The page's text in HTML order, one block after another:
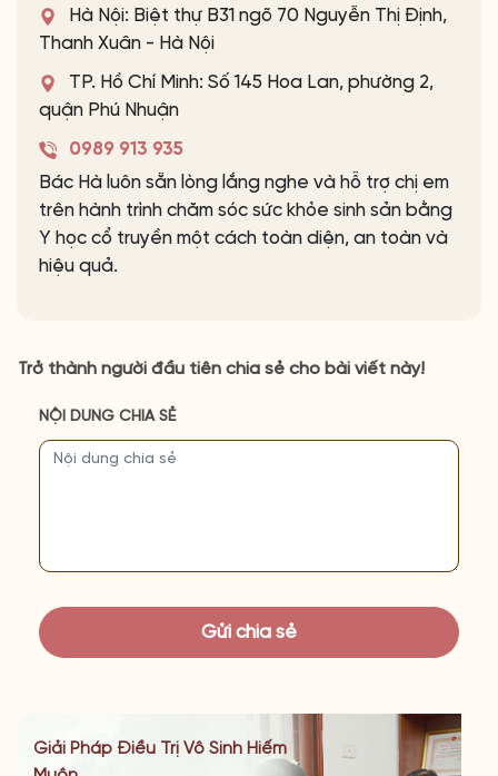
Hà Nội: Biệt thự B31 ngõ 70 Nguyễn Thị Định,
Thanh Xuân - Hà Nội
TP. Hồ Chí Minh: Số 145 Hoa Lan, phường 2,
quận Phú Nhuận
0989 913 935
Bác Hà luôn sẵn lòng lắng nghe và hỗ trợ chị em
trên hành trình chăm sóc sức khỏe sinh sản bằng
Y học cổ truyền một cách toàn diện, an toàn và
hiệu quả.
Trở thành người đầu tiên chia sẻ cho bài viết này!
NỘI DUNG CHIA SẺ
Giải Pháp Điều Trị Vô Sinh Hiếm